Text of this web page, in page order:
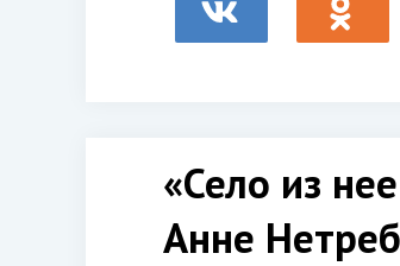
«Село из
Анне